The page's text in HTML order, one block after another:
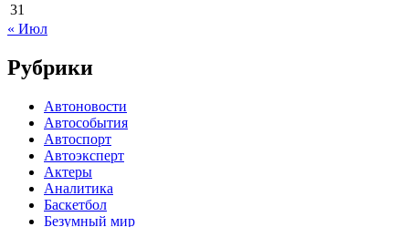
31
« Июл
Рубрики
Автоновости
Автособытия
Автоспорт
Автоэксперт
Актеры
Аналитика
Баскетбол
Безумный мир